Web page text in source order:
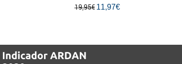
19,95€ 11,97€